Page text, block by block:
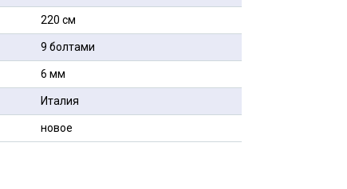
220 см
9 болтами
6 мм
Италия
новое